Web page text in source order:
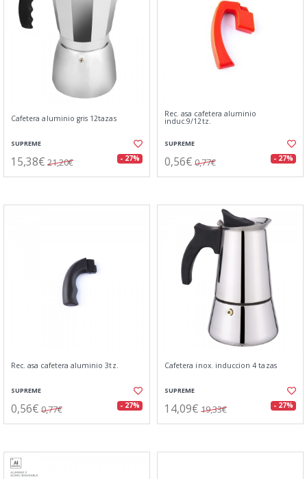
Cafetera aluminio gris 12tazas
SUPREME
15,38€ 21,20€ - 27%
Rec. asa cafetera aluminio
induc.9/12tz.
SUPREME
0,56€ 0,77€ - 27%
Rec. asa cafetera aluminio 3tz.
SUPREME
0,56€ 0,77€ - 27%
Cafetera inox. induccion 4 tazas
SUPREME
14,09€ 19,33€ - 27%